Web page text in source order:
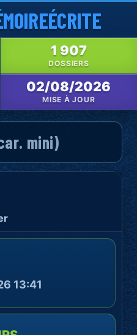
ÉCRITE
1 907
DOSSIERS
02/08/2026
MISE À JOUR
13:41